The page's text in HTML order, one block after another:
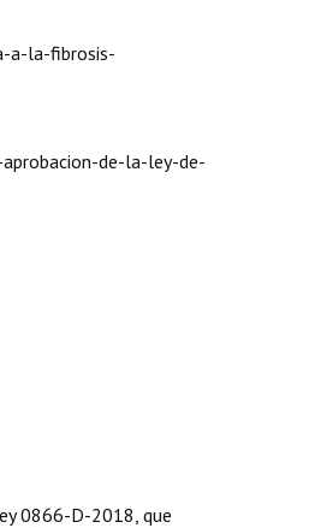
a-la-fibrosis-
de-la-ley-de-
0866-D-2018, que